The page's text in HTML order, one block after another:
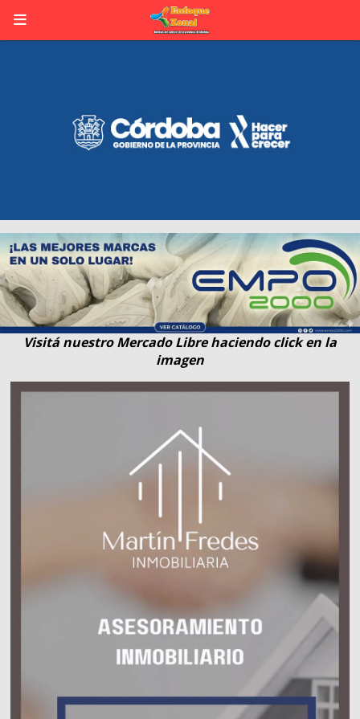
Visitá nuestro Mercado Libre haciendo click en la
imagen